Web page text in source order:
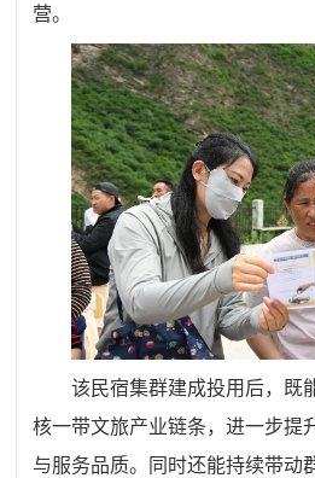
营。
该民宿集群建成投用后，既
核一带文旅产业链条，进一步提
与服务品质。同时还能持续带动